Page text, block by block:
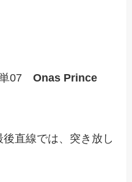
単07Onas Prince
直線では、突き放し